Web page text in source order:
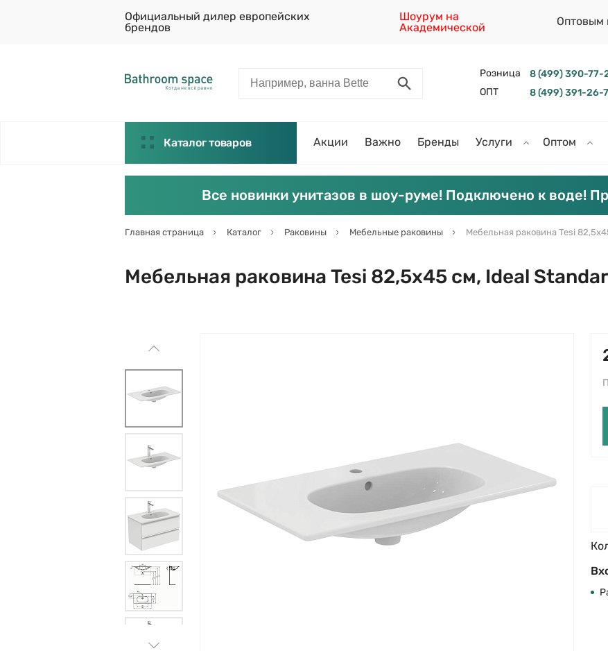
Официальный дилер европейских
брендов
Шоурум на
Академической
Оптовым
Розница 8 (499) 390-77-
ОПТ
8 (499) 391-26-
Каталог товаров Акции Важно Бренды Услуги Оптом
Все новинки унитазов в шоу-руме! Подключено к воде!
Главная страница Каталог Раковины Мебельные раковины Мебельная раковина Tesi
Мебельная раковина Tesi 82,5х45 см, Ideal